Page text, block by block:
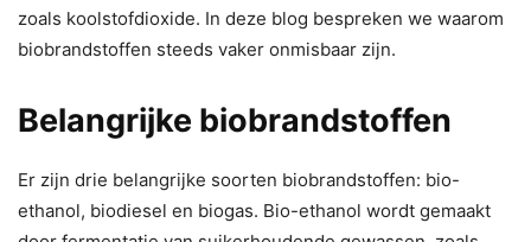
zoals koolstofdioxide. In deze blog bespreken we waarom
biobrandstoffen steeds vaker onmisbaar zijn.
Belangrijke biobrandstoffen
Er zijn drie belangrijke soorten biobrandstoffen: bio-
ethanol, biodiesel en biogas. Bio-ethanol wordt gemaakt